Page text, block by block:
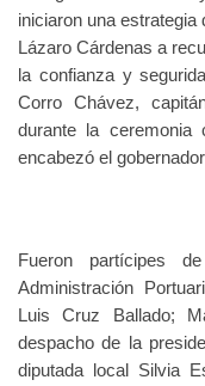
iniciaron una estrategia
Lázaro Cárdenas a
la confianza y
Corro Chávez,
durante la
encabezó el
Fueron partícipes
Administración
Luis Cruz Ballado;
despacho de la
diputada local Silvia